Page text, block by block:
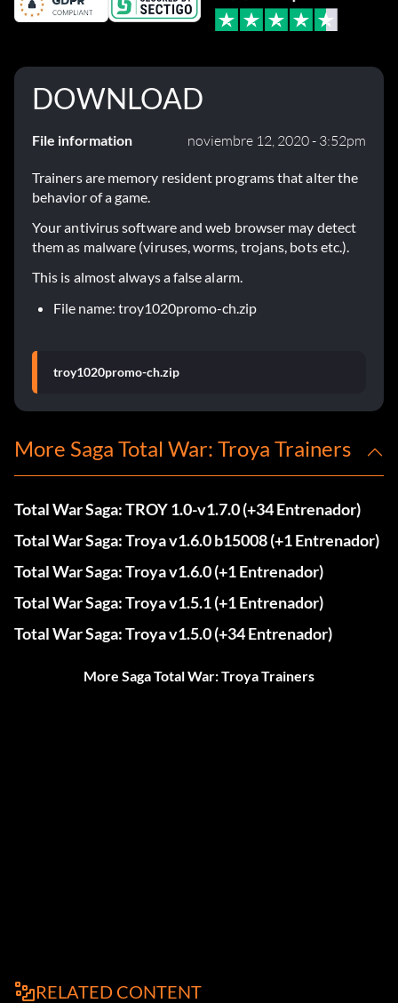
DOWNLOAD
File information noviembre 12, 2020 - 3:52pm
Trainers are memory resident programs that alter the
behavior of a game.
Your antivirus software and web browser may detect
them as malware (viruses, worms, trojans, bots etc.).
This is almost always a false alarm.
File name: troy1020promo-ch.zip
troy1020promo-ch.zip
More Saga Total War: Troya Trainers
Total War Saga: TROY 1.0-v1.7.0 (+34 Entrenador)
Total War Saga: Troya v1.6.0 b15008 (+1 Entrenador)
Total War Saga: Troya v1.6.0 (+1 Entrenador)
Total War Saga: Troya v1.5.1 (+1 Entrenador)
Total War Saga: Troya v1.5.0 (+34 Entrenador)
More Saga Total War: Troya Trainers
RELATED CONTENT